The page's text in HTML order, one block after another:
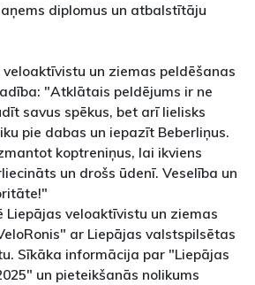
diplomus un atbalstītāju
un ziemas peldēšanas
"Atklātais peldējums ir ne
savus spēkus, bet arī lielisks
pie dabas un iepazīt Beberliņus.
koptreniņus, lai ikviens
un drošs ūdenī. Veselība un
Liepājas veloaktīvistu un ziemas
ar Liepājas valstspilsētas
Sīkāka informācija par "Liepājas
un pieteikšanās nolikums